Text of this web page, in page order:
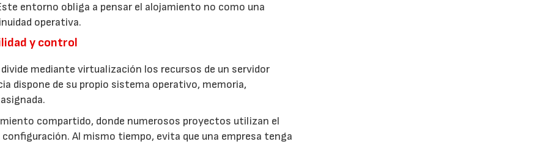
entorno obliga a pensar el alojamiento no como una
operativa.
y control
mediante virtualización los recursos de un servidor
dispone de su propio sistema operativo, memoria,
compartido, donde numerosos proyectos utilizan el
Al mismo tiempo, evita que una empresa tenga